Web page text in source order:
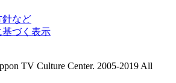
針など
づく表示
TV Culture Center. 2005-2019 All